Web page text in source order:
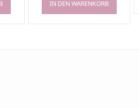
IN DEN WARENKORB